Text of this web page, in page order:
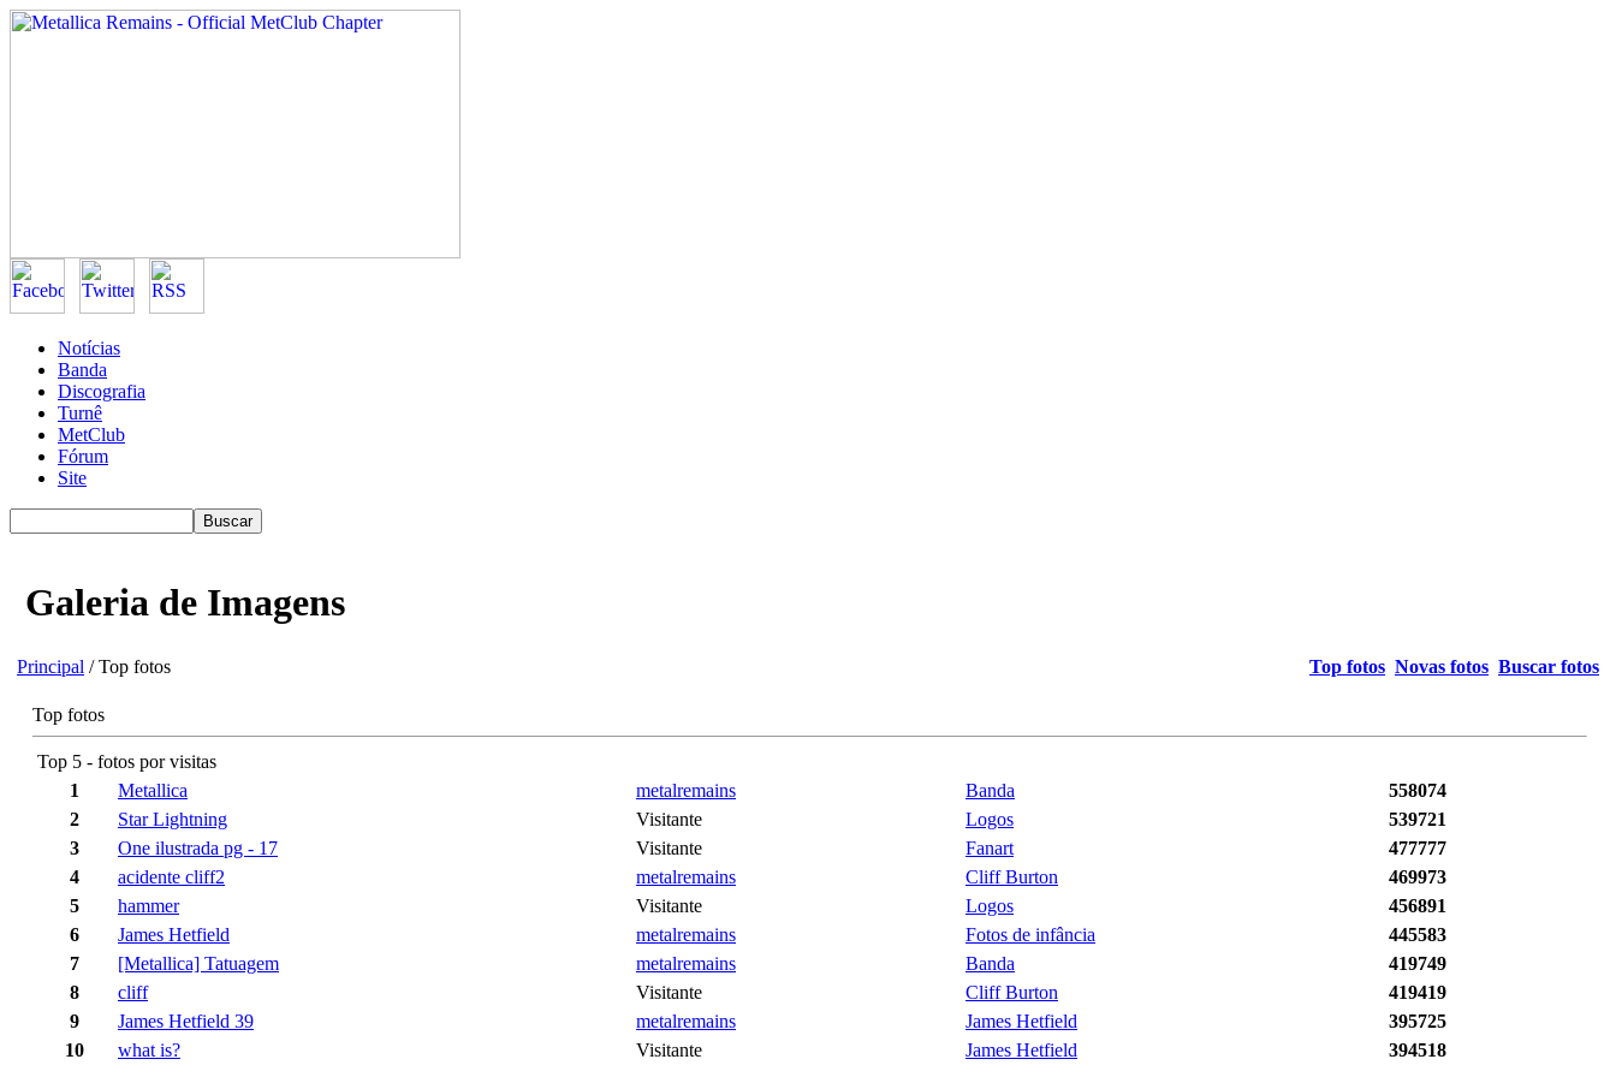
Notícias
Banda
Discografia
Turnê
MetClub
Fórum
Site
Galeria de Imagens
Principal / Top fotos Top fotos Novas fotos Buscar fotos
Top fotos
Top 5 - fotos por visitas
1
Metallica metalremains Banda
558074
2
Star Lightning Visitante Logos
539721
3
One ilustrada pg - 17 Visitante Fanart
477777
4
acidente cliff2 metalremains Cliff Burton
469973
5
hammer Visitante Logos
456891
6
James Hetfield metalremains Fotos de infância
445583
7
[Metallica] Tatuagem metalremains Banda
419749
8
cliff Visitante Cliff Burton
419419
9
James Hetfield 39 metalremains James Hetfield
395725
10
what is? Visitante James Hetfield 394518